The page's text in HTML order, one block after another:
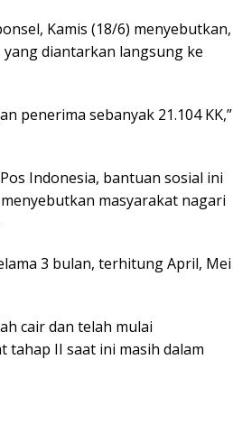
Kamis (18/6) menyebutkan,
yang diantarkan langsung ke
penerima sebanyak 21.104 KK,”
Indonesia, bantuan sosial ini
masyarakat nagari
3 bulan, terhitung April, Mei
cair dan telah mulai
tahap II saat ini masih dalam